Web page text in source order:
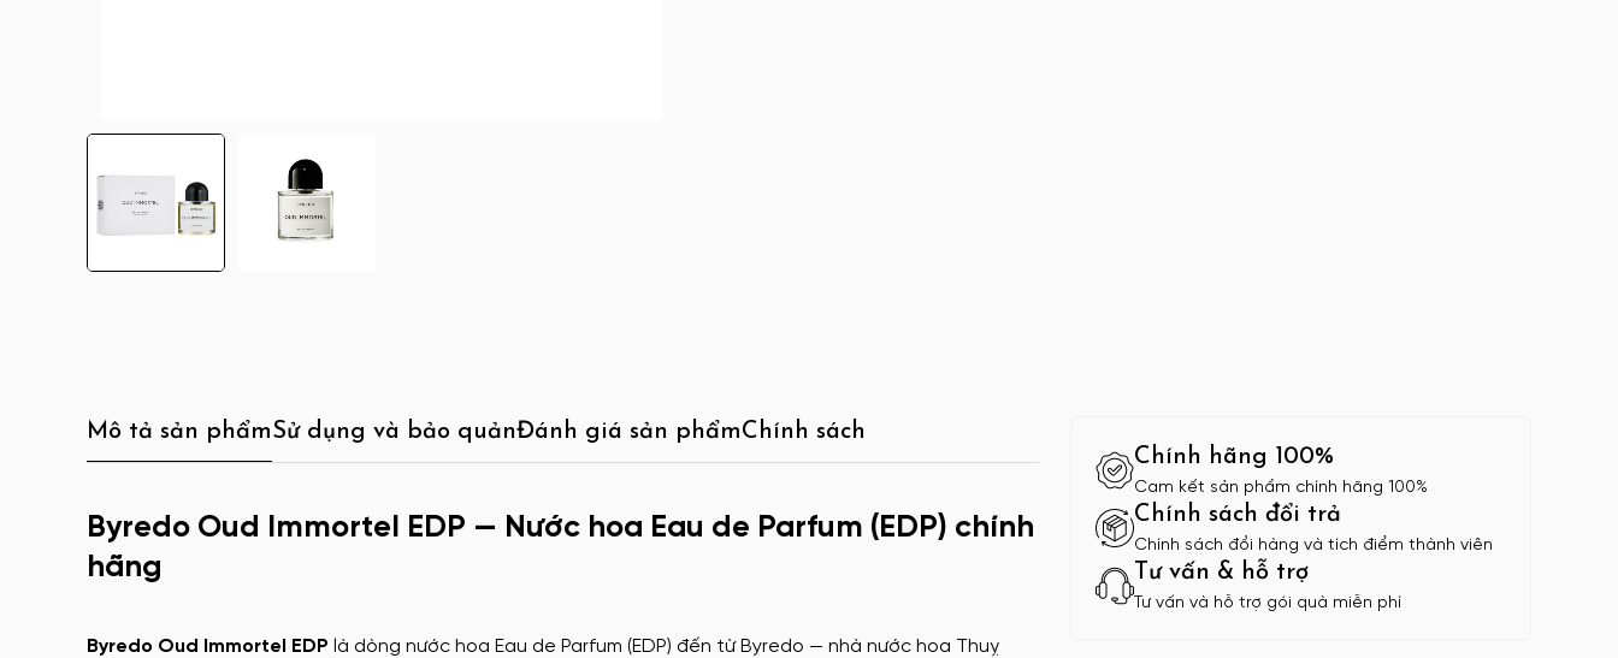
Mô tả sản phẩmSử dụng và bảo quảnĐánh giá sản phẩmChính sách
Byredo Oud Immortel EDP — Nước hoa Eau de Parfum (EDP) chính
hãng
Byredo Oud Immortel EDP là dòng nước hoa Eau de Parfum (EDP) đến từ Byredo — nhà nước hoa Thuỵ
Chính hãng 100%
Cam kết sản phẩm chính hãng 100%
Chính sách đổi trả
Chính sách đổi hàng và tích điểm thành viên
Tư vấn & hỗ trợ
Tư vấn và hỗ trợ gói quà miễn phí